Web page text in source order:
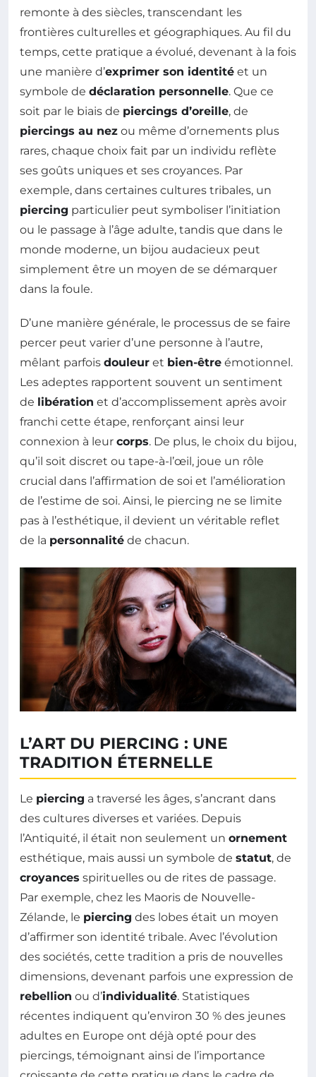
remonte à des siècles, transcendant les
frontières culturelles et géographiques. Au fil du
temps, cette pratique a évolué, devenant à la fois
une manière d’exprimer son identité et un
symbole de déclaration personnelle. Que ce
soit par le biais de piercings d’oreille, de
piercings au nez ou même d’ornements plus
rares, chaque choix fait par un individu reflète
ses goûts uniques et ses croyances. Par
exemple, dans certaines cultures tribales, un
piercing particulier peut symboliser l’initiation
ou le passage à l’âge adulte, tandis que dans le
monde moderne, un bijou audacieux peut
simplement être un moyen de se démarquer
dans la foule.
D’une manière générale, le processus de se faire
percer peut varier d’une personne à l’autre,
mêlant parfois douleur et bien-être émotionnel.
Les adeptes rapportent souvent un sentiment
de libération et d’accomplissement après avoir
franchi cette étape, renforçant ainsi leur
connexion à leur corps. De plus, le choix du bijou,
qu’il soit discret ou tape-à-l’œil, joue un rôle
crucial dans l’affirmation de soi et l’amélioration
de l’estime de soi. Ainsi, le piercing ne se limite
pas à l’esthétique, il devient un véritable reflet
de la personnalité de chacun.
L’ART DU PIERCING : UNE
TRADITION ÉTERNELLE
Le piercing a traversé les âges, s’ancrant dans
des cultures diverses et variées. Depuis
l’Antiquité, il était non seulement un ornement
esthétique, mais aussi un symbole de statut, de
croyances spirituelles ou de rites de passage.
Par exemple, chez les Maoris de Nouvelle-
Zélande, le piercing des lobes était un moyen
d’affirmer son identité tribale. Avec l’évolution
des sociétés, cette tradition a pris de nouvelles
dimensions, devenant parfois une expression de
rebellion ou d’individualité. Statistiques
récentes indiquent qu’environ 30 % des jeunes
adultes en Europe ont déjà opté pour des
piercings, témoignant ainsi de l’importance